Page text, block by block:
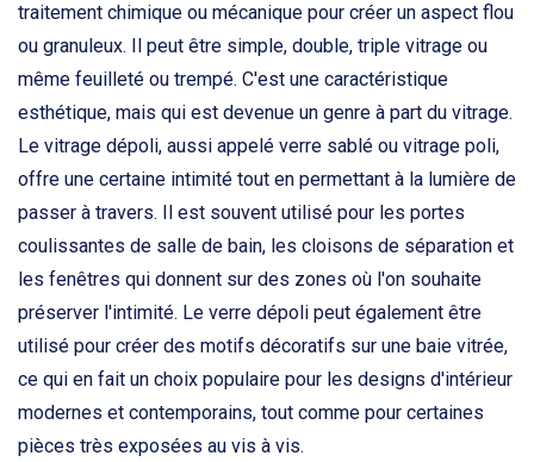
traitement chimique ou mécanique pour créer un aspect flou
ou granuleux. Il peut être simple, double, triple vitrage ou
même feuilleté ou trempé. C'est une caractéristique
esthétique, mais qui est devenue un genre à part du vitrage.
Le vitrage dépoli, aussi appelé verre sablé ou vitrage poli,
offre une certaine intimité tout en permettant à la lumière de
passer à travers. Il est souvent utilisé pour les portes
coulissantes de salle de bain, les cloisons de séparation et
les fenêtres qui donnent sur des zones où l'on souhaite
préserver l'intimité. Le verre dépoli peut également être
utilisé pour créer des motifs décoratifs sur une baie vitrée,
ce qui en fait un choix populaire pour les designs d'intérieur
modernes et contemporains, tout comme pour certaines
pièces très exposées au vis à vis.